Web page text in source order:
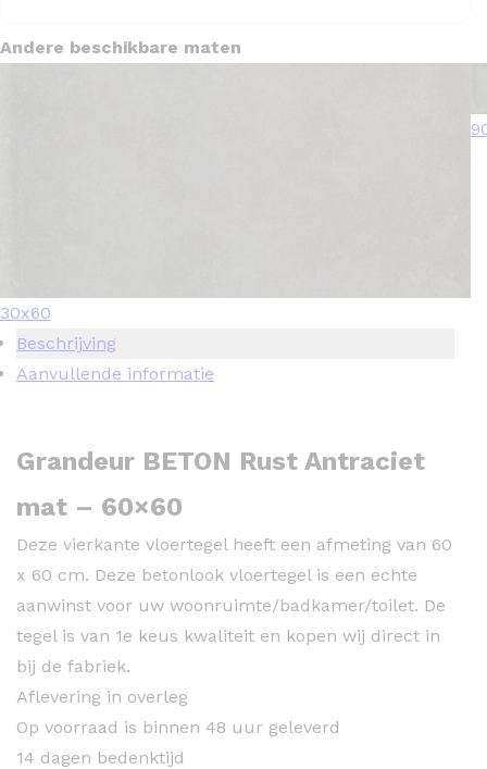
Andere beschikbare maten
30x60
Beschrijving
Aanvullende informatie
Grandeur BETON Rust Antraciet
mat – 60×60
Deze vierkante vloertegel heeft een afmeting van 60
x 60 cm. Deze betonlook vloertegel is een echte
aanwinst voor uw woonruimte/badkamer/toilet. De
tegel is van 1e keus kwaliteit en kopen wij direct in
bij de fabriek.
Aflevering in overleg
Op voorraad is binnen 48 uur geleverd
14 dagen bedenktijd